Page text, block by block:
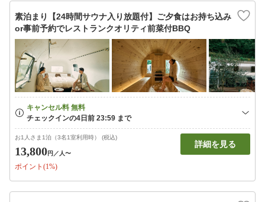
素泊まり【24時間サウナ入り放題付】ご夕食はお持ち込み
or事前予約でレストランクオリティ前菜付BBQ
お1人さま1泊（3名1室利用時） (税込)
13,800円 ／人〜
ポイント(1%)
詳細を見る